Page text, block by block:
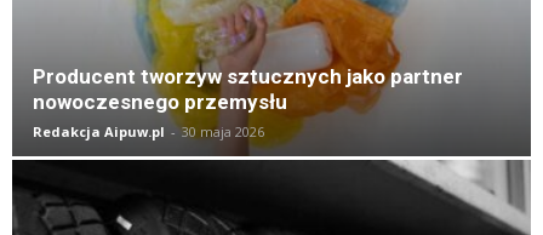
Producent tworzyw sztucznych jako partner
nowoczesnego przemysłu
Redakcja Aipuw.pl - 30 maja 2026